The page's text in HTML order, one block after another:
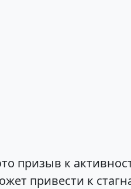
призыв к
привести к